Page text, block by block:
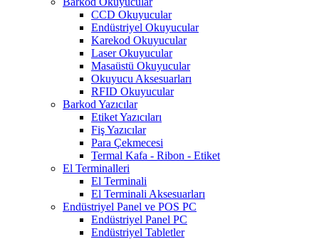
CCD Okuyucular
Endüstriyel Okuyucular
Karekod Okuyucular
Laser Okuyucular
Masaüstü Okuyucular
Okuyucu Aksesuarları
RFID Okuyucular
Barkod Yazıcılar
Etiket Yazıcıları
Fiş Yazıcılar
Para Çekmecesi
Termal Kafa - Ribon - Etiket
El Terminalleri
El Terminali
El Terminali Aksesuarları
Endüstriyel Panel ve POS PC
Endüstriyel Panel PC
Endüstriyel Tabletler